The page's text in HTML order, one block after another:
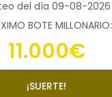
del día 09-08-2026
BOTE MILLONARIO:
11.000€
¡SUERTE!